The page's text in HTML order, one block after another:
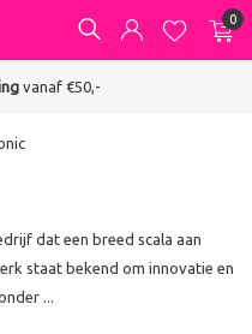
0
vanaf €50,-
dat een breed scala aan
staat bekend om innovatie en
...